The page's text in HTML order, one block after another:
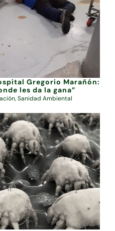
Gregorio Marañón:
les da la gana”
,Sanidad Ambiental